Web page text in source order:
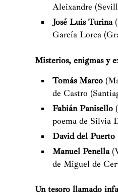
Aleixandre
José Luis Turina
García Lorca
Misterios, enigmas y
Tomás Marco
de Castro
Fabián Panisello
poema de Silvia
David del Puerto
Manuel Penella
de Miguel de
Un tesoro llamado